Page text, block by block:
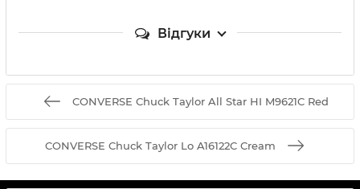
Відгуки
CONVERSE Chuck Taylor All Star HI M9621C Red
CONVERSE Chuck Taylor Lo A16122C Cream